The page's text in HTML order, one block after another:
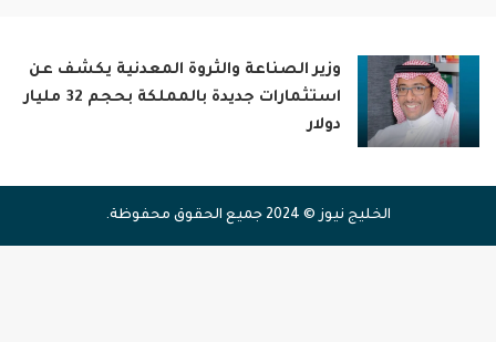
وزير الصناعة والثروة المعدنية يكشف عن
استثمارات جديدة بالمملكة بحجم 32 مليار
دولار
الخليج نيوز © 2024 جميع الحقوق محفوظة.